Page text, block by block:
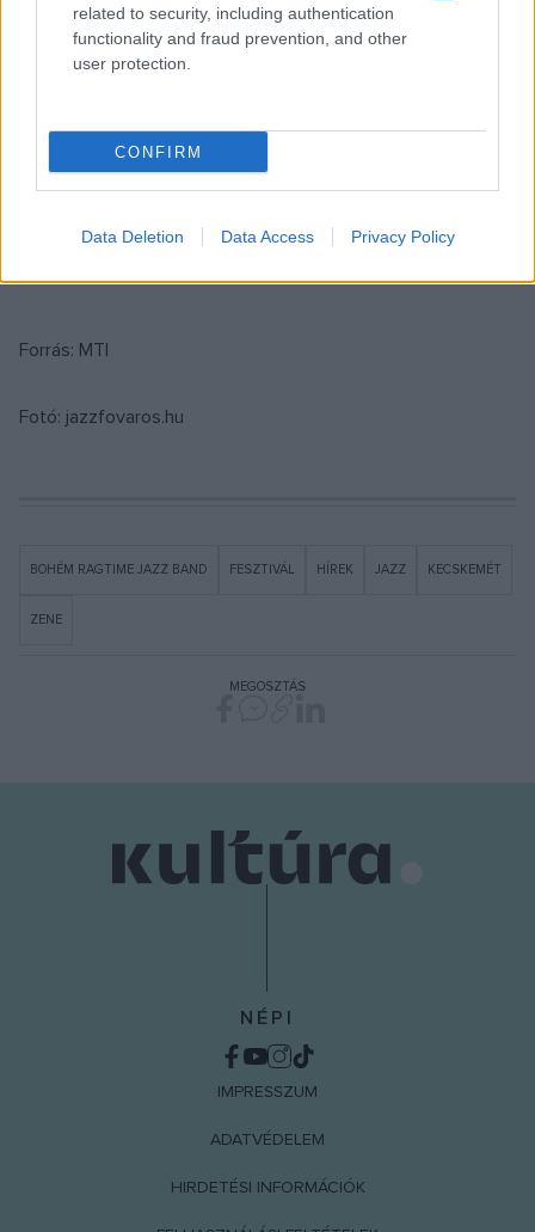
related to security, including authentication
functionality and fraud prevention, and other
user protection.
CONFIRM
Data Deletion Data Access Privacy Policy
Országos Jazz Műveltségi Vetélkedőt előkészítő
jazztörténeti előadások mellett pedig ebben az évben is
Forrás: MTI
Fotó: jazzfovaros.hu
BOHÉM RAGTIME JAZZ BAND FESZTIVÁL HÍREK JAZZ KECSKEMÉT
ZENE
MEGOSZTÁS
NÉPI
IMPRESSZUM
ADATVÉDELEM
HIRDETÉSI INFORMÁCIÓK